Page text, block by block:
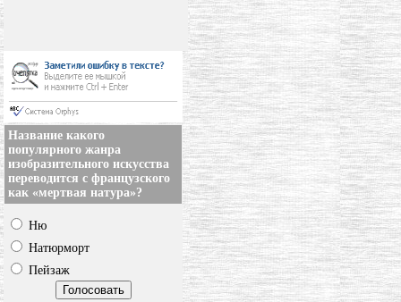
Название какого
популярного жанра
изобразительного искусства
переводится с французского
как «мертвая натура»?
Ню
Натюрморт
Пейзаж